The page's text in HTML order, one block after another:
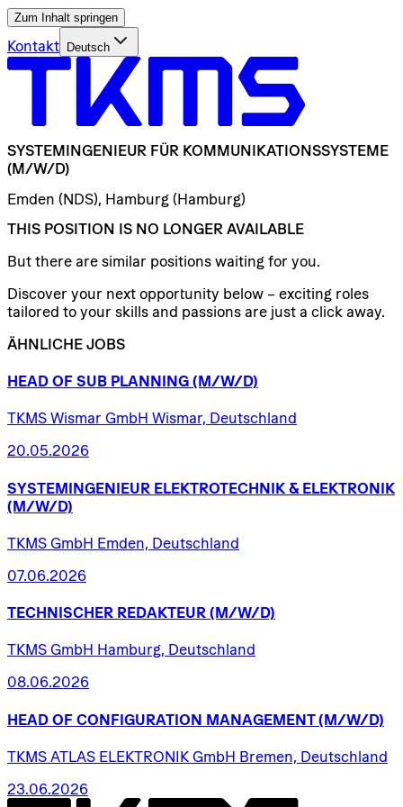
Zum Inhalt springen
Kontakt Deutsch
SYSTEMINGENIEUR FÜR KOMMUNIKATIONSSYSTEME
(M/W/D)
Emden (NDS), Hamburg (Hamburg)
THIS POSITION IS NO LONGER AVAILABLE
But there are similar positions waiting for you.
Discover your next opportunity below – exciting roles
tailored to your skills and passions are just a click away.
ÄHNLICHE JOBS
HEAD OF SUB PLANNING (M/W/D)
TKMS Wismar GmbH Wismar, Deutschland
20.05.2026
SYSTEMINGENIEUR ELEKTROTECHNIK & ELEKTRONIK
(M/W/D)
TKMS GmbH Emden, Deutschland
07.06.2026
TECHNISCHER REDAKTEUR (M/W/D)
TKMS GmbH Hamburg, Deutschland
08.06.2026
HEAD OF CONFIGURATION MANAGEMENT (M/W/D)
TKMS ATLAS ELEKTRONIK GmbH Bremen, Deutschland
23.06.2026